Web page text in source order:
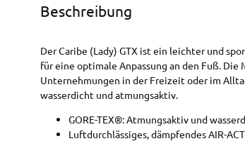
Beschreibung
Der Caribe (Lady) GTX ist ein leichter und
für eine optimale Anpassung an den Fuß.
Unternehmungen in der Freizeit oder im
wasserdicht und atmungsaktiv.
GORE-TEX®: Atmungsaktiv und
Luftdurchlässiges, dämpfendes AIR-